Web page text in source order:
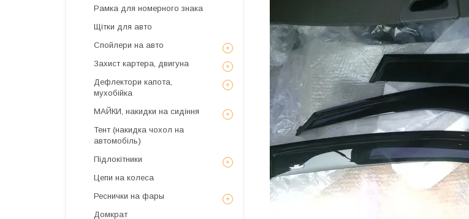
Рамка для номерного знака
Щітки для авто
Спойлери на авто
Захист картера, двигуна
Дефлектори капота,
мухобійка
МАЙКИ, накидки на сидіння
Тент (накидка чохол на
автомобіль)
Підлокітники
Цепи на колеса
Реснички на фары
Домкрат